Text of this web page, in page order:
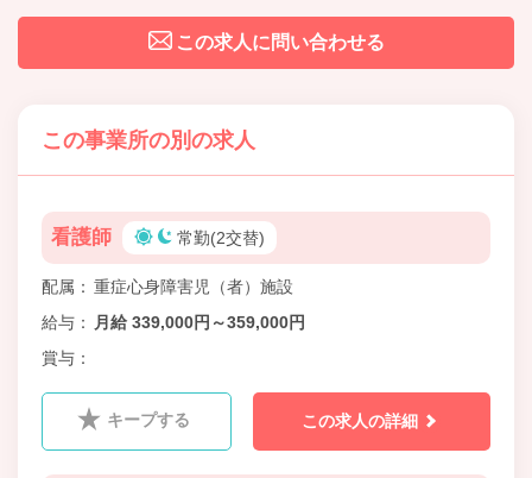
この求人に問い合わせる
この事業所の別の求人
看護師 常勤(2交替)
配属
重症心身障害児（者）施設
給与
月給 339,000円～359,000円
賞与
キープする この求人の詳細